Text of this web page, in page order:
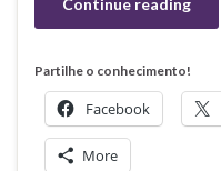
Continue reading
Partilhe o conhecimento!
Facebook
More